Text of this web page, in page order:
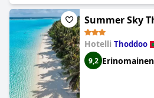
Summer Sky
Hotelli Thoddoo
9,2 Erinomainen